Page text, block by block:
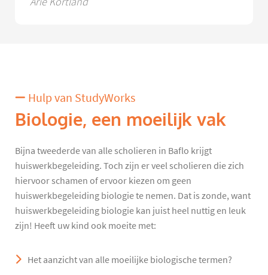
Hulp van StudyWorks
Biologie, een moeilijk vak
Bijna tweederde van alle scholieren in Baflo krijgt
huiswerkbegeleiding. Toch zijn er veel scholieren die zich
hiervoor schamen of ervoor kiezen om geen
huiswerkbegeleiding biologie te nemen. Dat is zonde, want
huiswerkbegeleiding biologie kan juist heel nuttig en leuk
zijn! Heeft uw kind ook moeite met:
Het aanzicht van alle moeilijke biologische termen?